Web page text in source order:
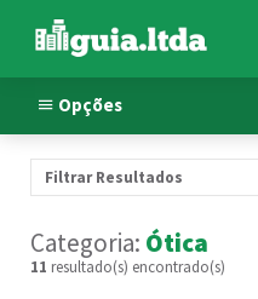
Opções
Filtrar Resultados
Categoria: Ótica
11 resultado(s) encontrado(s)